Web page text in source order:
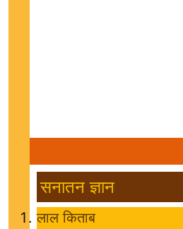
सनातन ज्ञान
लाल किताब